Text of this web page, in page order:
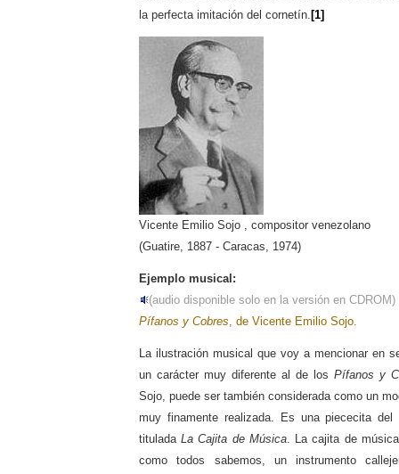
la perfecta imitación del cornetín. [1]
Vicente Emilio Sojo , compositor venezolano
(Guatire, 1887 - Caracas, 1974)
Ejemplo musical:
(audio disponible solo en la versión en CDROM)
Pífanos y Cobres, de Vicente Emilio Sojo.
La ilustración musical que voy a mencionar en
un carácter muy diferente al de los Pífanos y
Sojo, puede ser también considerada como un
muy finamente realizada. Es una piececita del
tituladaLa Cajita de Música. La cajita de
como todos sabemos, un instrumento